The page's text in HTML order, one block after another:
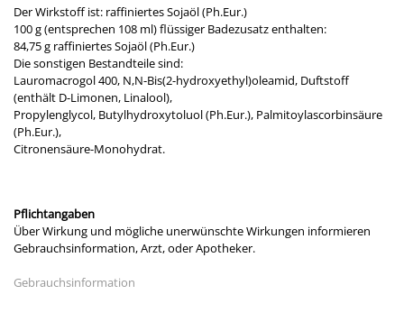
Der Wirkstoff ist: raffiniertes Sojaöl (Ph.Eur.)
100 g (entsprechen 108 ml) flüssiger Badezusatz enthalten:
84,75 g raffiniertes Sojaöl (Ph.Eur.)
Die sonstigen Bestandteile sind:
Lauromacrogol 400, N,N-Bis(2-hydroxyethyl)oleamid, Duftstoff
(enthält D-Limonen, Linalool),
Propylenglycol, Butylhydroxytoluol (Ph.Eur.), Palmitoylascorbinsäure
(Ph.Eur.),
Citronensäure-Monohydrat.
Pflichtangaben
Über Wirkung und mögliche unerwünschte Wirkungen informieren
Gebrauchsinformation, Arzt, oder Apotheker.
Gebrauchsinformation